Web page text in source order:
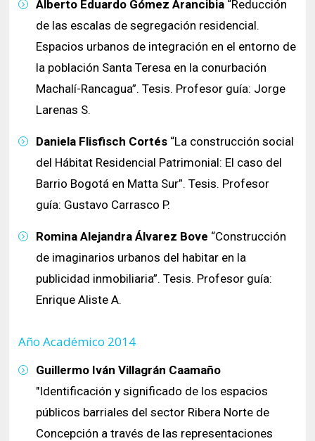
Alberto Eduardo Gómez Arancibia “Reducción
de las escalas de segregación residencial.
Espacios urbanos de integración en el entorno de
la población Santa Teresa en la conurbación
Machalí-Rancagua”. Tesis. Profesor guía: Jorge
Larenas S.
Daniela Flisfisch Cortés “La construcción social
del Hábitat Residencial Patrimonial: El caso del
Barrio Bogotá en Matta Sur”. Tesis. Profesor
guía: Gustavo Carrasco P.
Romina Alejandra Álvarez Bove “Construcción
de imaginarios urbanos del habitar en la
publicidad inmobiliaria”. Tesis. Profesor guía:
Enrique Aliste A.
Año Académico 2014
Guillermo Iván Villagrán Caamaño
"Identificación y significado de los espacios
públicos barriales del sector Ribera Norte de
Concepción a través de las representaciones